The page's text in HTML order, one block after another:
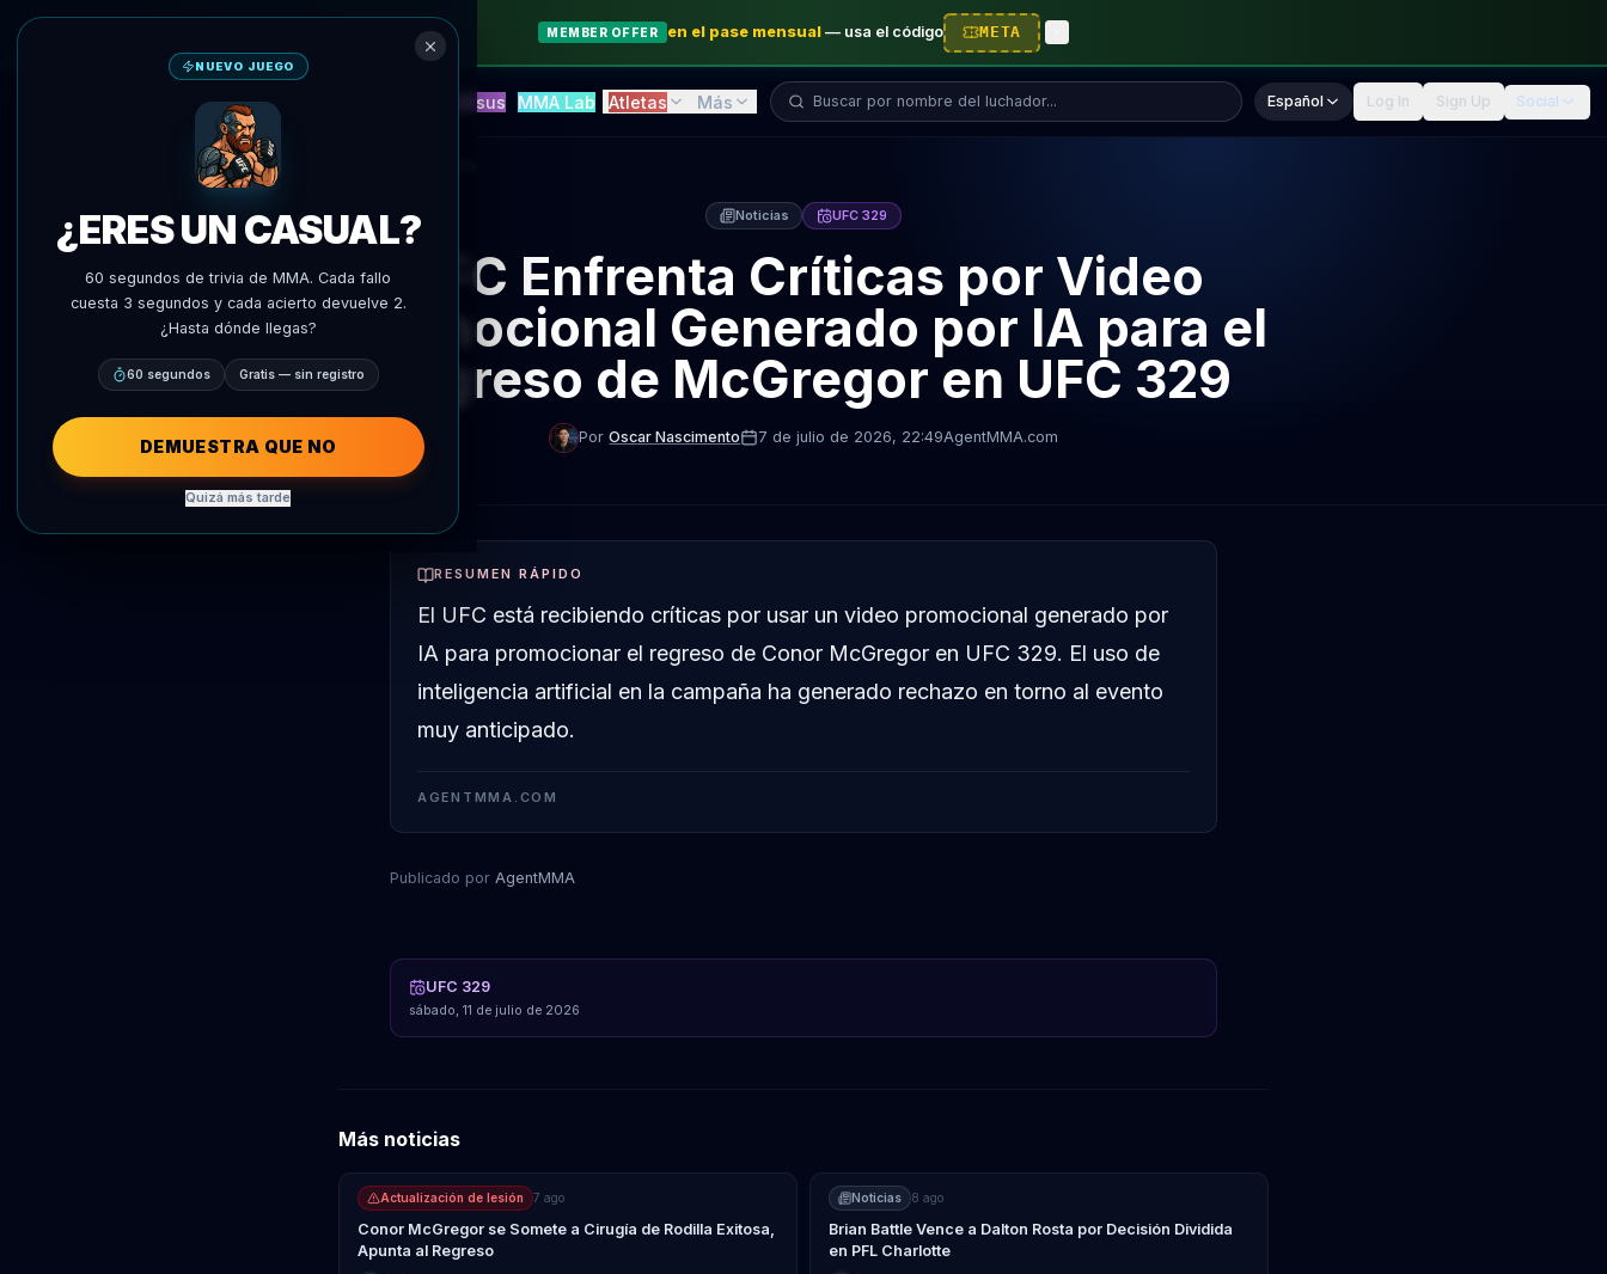
MEMBER OFFER en el pase mensual— usa el código META
Predicciones IA Blitz Versus MMA Lab Atletas Más Buscar luchador... Español Log In Sign Up Social
Noticias UFC 329
UFC Enfrenta Críticas por Video
Promocional Generado por IA para el
Regreso de McGregor en UFC 329
Por Oscar Nascimento 7 de julio de 2026, 22:49AgentMMA.com
RESUMEN RÁPIDO
El UFC está recibiendo críticas por usar un video promocional generado por
IA para promocionar el regreso de Conor McGregor en UFC 329. El uso de
inteligencia artificial en la campaña ha generado rechazo en torno al evento
muy anticipado.
AGENTMMA.COM
Publicado por AgentMMA
UFC 329
sábado, 11 de julio de 2026
Más noticias
Actualización de lesión 7 ago
Conor McGregor se Somete a Cirugía de Rodilla Exitosa,
Apunta al Regreso
Noticias 8 ago
Brian Battle Vence a Dalton Rosta por Decisión Dividida
en PFL Charlotte
NUEVO JUEGO
¿ERES UN CASUAL?
60 segundos de trivia de MMA. Cada fallo
cuesta 3 segundos y cada acierto devuelve 2.
¿Hasta dónde llegas?
60 segundos Gratis — sin registro
DEMUESTRA QUE NO
Quizá más tarde